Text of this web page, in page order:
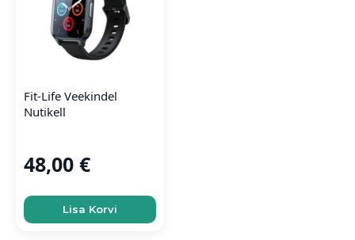
Fit-Life Veekindel
Nutikell
48,00 €
Lisa Korvi